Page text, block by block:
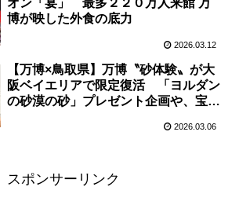
オン「宴」 最多２２０万人来館 万
博が映した外食の底力
2026.03.12
【万博×鳥取県】万博〝砂体験〟が大
阪ベイエリアで限定復活 「ヨルダン
の砂漠の砂」プレゼント企画や、宝探
2026.03.06
スポンサーリンク